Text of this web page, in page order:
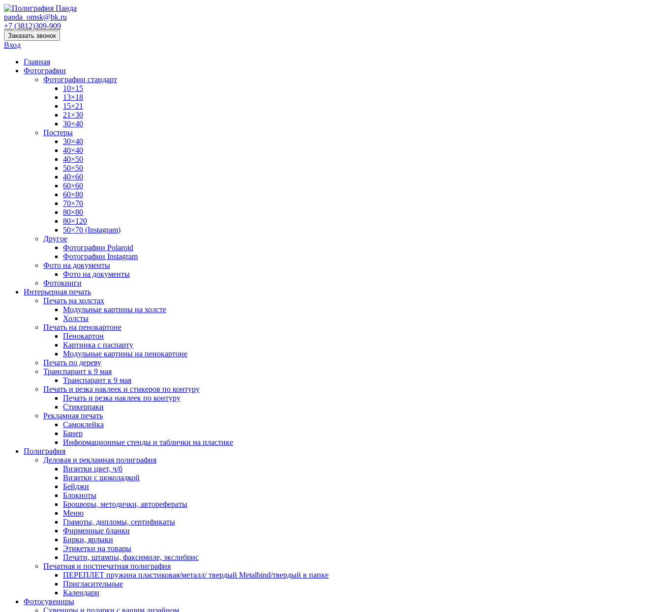
panda_omsk@bk.ru
+7 (3812)309-909
Заказать звонок
Вход
Главная
Фотографии
Фотографии стандарт
10×15
13×18
15×21
21×30
30×40
Постеры
30×40
40×40
40×50
50×50
40×60
60×60
60×80
70×70
80×80
80×120
50×70 (Instagram)
Другое
Фотографии Polaroid
Фотографии Instagram
Фото на документы
Фото на документы
Фотокниги
Интерьерная печать
Печать на холстах
Модульные картины на холсте
Холсты
Печать на пенокартоне
Пенокартон
Картинка с паспарту
Модульные картины на пенокартоне
Печать по дереву
Транспарант к 9 мая
Транспарант к 9 мая
Печать и резка наклеек и стикеров по контуру
Печать и резка наклеек по контуру
Стикерпаки
Рекламная печать
Самоклейка
Банер
Информационные стенды и таблички на пластике
Полиграфия
Деловая и рекламная полиграфия
Визитки цвет, ч/б
Визитки с шоколадкой
Бейджи
Блокноты
Брошюры, методички, авторефераты
Меню
Грамоты, дипломы, сертификаты
Фирменные бланки
Бирки, ярлыки
Этикетки на товары
Печати, штампы, факсимиле, экслибрис
Печатная и постпечатная полиграфия
ПЕРЕПЛЕТ пружина пластиковая/металл/ твердый Metalbind/твердый в папке
Пригласительные
Календари
Фотосувениры
Сувениры и подарки с вашим дизайном